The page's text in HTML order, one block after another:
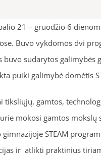
21 – gruodžio 6
Buvo vykdomos dvi
buvo sudarytos
puiki galimybė domėtis
tiksliųjų, gamtos,
mokosi gamtos mokslų
gimnazijoje STEAM
ir atlikti praktinius